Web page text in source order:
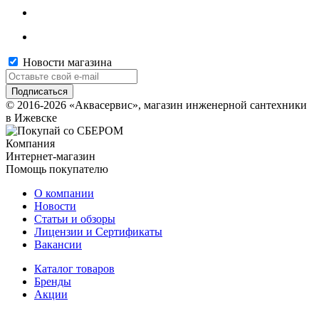
Новости магазина
© 2016-2026 «Аквасервис», магазин инженерной сантехники
в Ижевске
Компания
Интернет-магазин
Помощь покупателю
О компании
Новости
Статьи и обзоры
Лицензии и Сертификаты
Вакансии
Каталог товаров
Бренды
Акции